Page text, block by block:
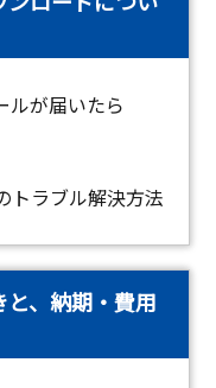
ルが届いたら
トラブル解決方法
、納期・費用